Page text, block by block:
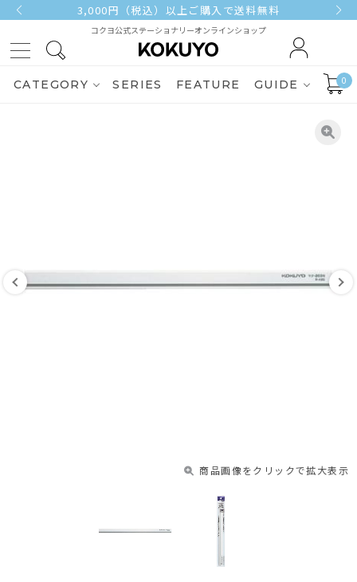
3,000円（税込）以上ご購入で送料無料
コクヨ公式ステーショナリーオンラインショップ
CATEGORY SERIES FEATURE GUIDE 0
商品画像をクリックで拡大表示